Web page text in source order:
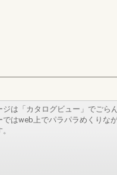
ジは「カタログビュー」でごら
ではweb上でパラパラめくりな